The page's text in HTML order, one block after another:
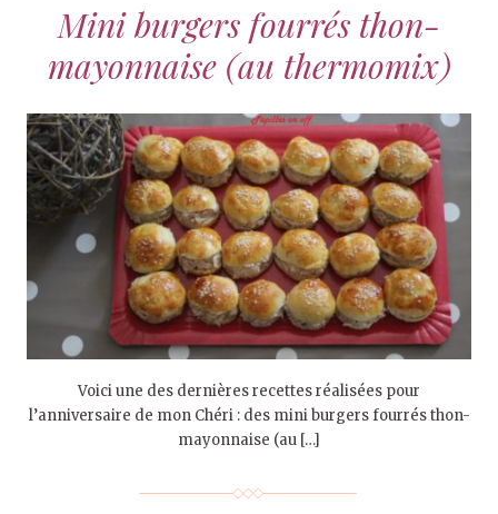
Mini burgers fourrés thon-
mayonnaise (au thermomix)
Voici une des dernières recettes réalisées pour
l’anniversaire de mon Chéri : des mini burgers fourrés thon-
mayonnaise (au […]